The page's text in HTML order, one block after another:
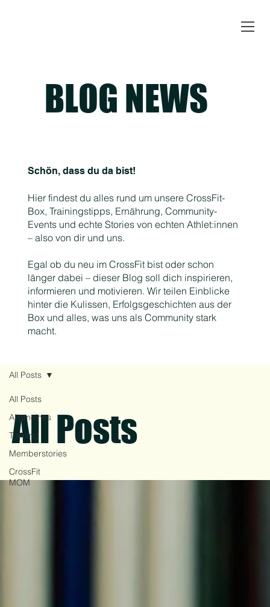
BLOG NEWS
Schön, dass du da bist!
Hier findest du alles rund um unsere CrossFit-
Box, Trainingstipps, Ernährung, Community-
Events und echte Stories von echten Athlet:innen
– also von dir und uns.
Egal ob du neu im CrossFit bist oder schon
länger dabei – dieser Blog soll dich inspirieren,
informieren und motivieren. Wir teilen Einblicke
hinter die Kulissen, Erfolgsgeschichten aus der
Box und alles, was uns als Community stark
macht.
All Posts
Allgmeines
Training
Memberstories
CrossFit
MOM
All Posts
All Posts